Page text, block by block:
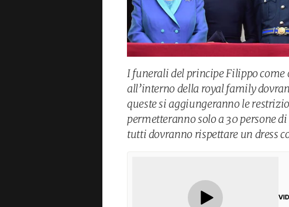
I funerali del principe Filippo come
all’interno della royal family
queste si aggiungeranno le
permetteranno solo a 30 persone
tutti dovranno rispettare un dress